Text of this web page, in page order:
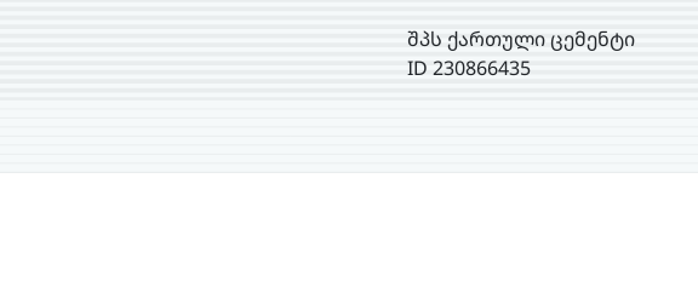
შპს ქართული ცემენტი
ID 230866435